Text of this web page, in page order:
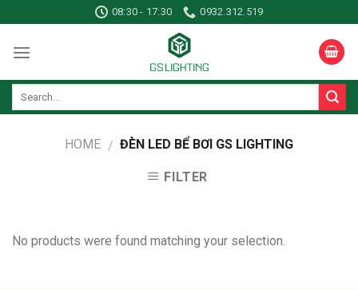
to
content
08:30 - 17:30 0932.312.519
HOME / ĐÈN LED BỂ BƠI GS LIGHTING
FILTER
No products were found matching your selection.